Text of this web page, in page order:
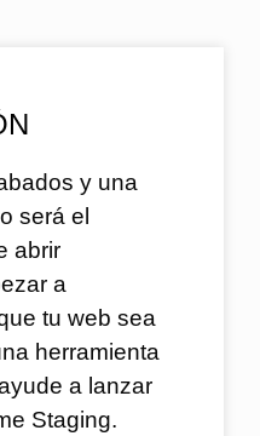
y una
será el
abrir
a
tu web sea
herramienta
a lanzar
Staging.